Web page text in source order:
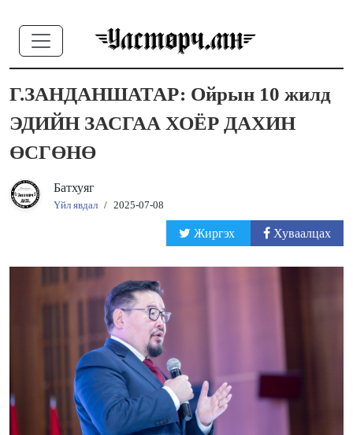
Г.ЗАНДАНШАТАР: Ойрын 10 жилд
ЭДИЙН ЗАСГАА ХОЁР ДАХИН
ӨСГӨНӨ
Батхуяг
Үйл явдал / 2025-07-08
Жиргэх Хуваалцах